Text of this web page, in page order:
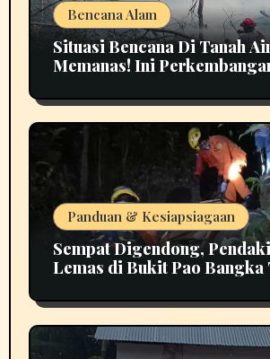
Bencana Alam
Situasi Bencana Di Tanah
Memanas! Ini
Panduan & Kesiapsiagaan
Sempat Digendong,
Lemas di Bukit Pao Bangka